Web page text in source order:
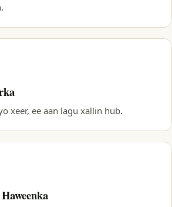
xeer, ee aan lagu xallin hub.